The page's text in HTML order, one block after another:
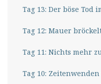
Tag 13: Der böse Tod
Tag 12: Mauer
Tag 11: Nichts mehr
Tag 10: